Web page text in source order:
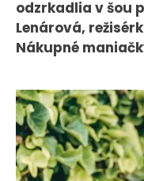
VEREJNÉ
odzrkadlia v šou
Lenárová,
Nákupné